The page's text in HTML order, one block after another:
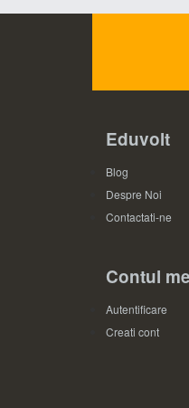
Eduvolt
Blog
Despre Noi
Contactati-ne
Contul
Autentificare
Creati cont